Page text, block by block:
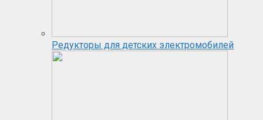
Редукторы для детских электромобилей